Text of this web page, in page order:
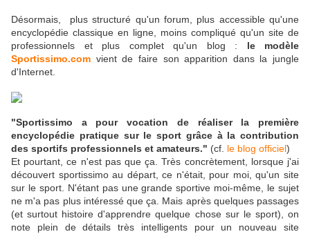
Désormais, plus structuré qu'un forum, plus accessible qu'une
encyclopédie classique en ligne, moins compliqué qu'un site de
professionnels et plus complet qu'un blog : le modèle
Sportissimo.com vient de faire son apparition dans la jungle
d'Internet.
"Sportissimo a pour vocation de réaliser la première
encyclopédie pratique sur le sport grâce à la contribution
des sportifs professionnels et amateurs." (cf. le blog officiel)
Et pourtant, ce n'est pas que ça. Très concrètement, lorsque j'ai
découvert sportissimo au départ, ce n'était, pour moi, qu'un site
sur le sport. N'étant pas une grande sportive moi-même, le sujet
ne m'a pas plus intéressé que ça. Mais après quelques passages
(et surtout histoire d'apprendre quelque chose sur le sport), on
note plein de détails très intelligents pour un nouveau site